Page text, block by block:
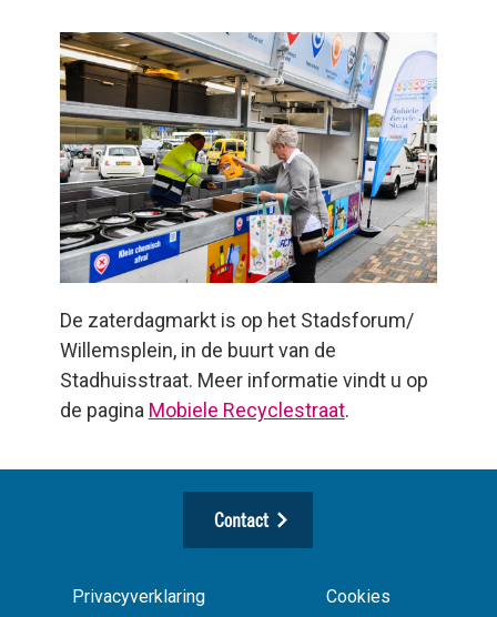
De zaterdagmarkt is op het Stadsforum/
Willemsplein, in de buurt van de
Stadhuisstraat. Meer informatie vindt u op
de pagina Mobiele Recyclestraat.
Contact
Privacyverklaring Cookies